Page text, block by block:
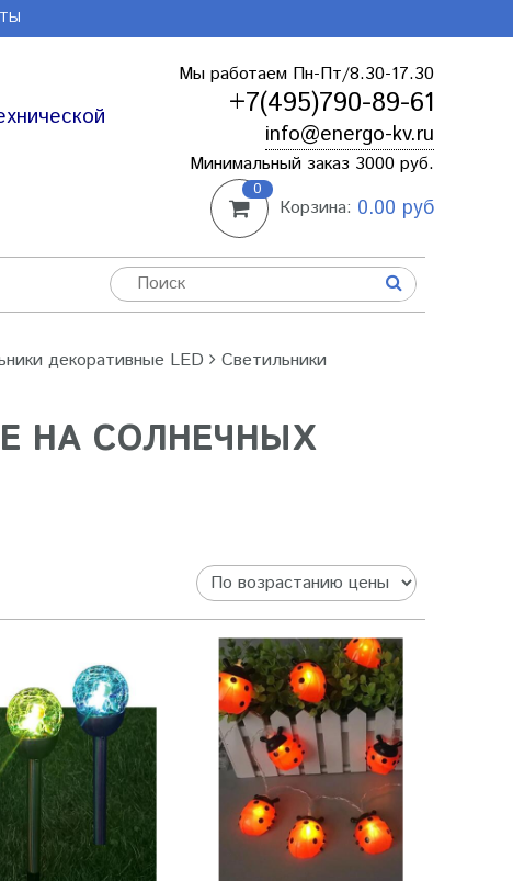
Мы работаем Пн-Пт/8.30-17.30
+7(495)790-89-61
info@energo-kv.ru
Минимальный заказ 3000 руб.
0
Корзина: 0.00 руб
декоративные LED
Светильники
НА СОЛНЕЧНЫХ